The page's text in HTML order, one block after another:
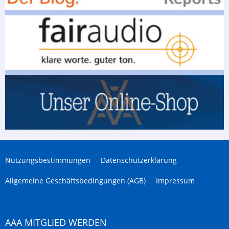
Nutzungsbestimmungen Datenschutzerklärung
Allgemeine Geschäftsbedingungen (AGB) Impressum
AAA MITGLIED WERDEN